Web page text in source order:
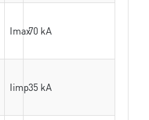
Imax70 kA
Iimp35 kA